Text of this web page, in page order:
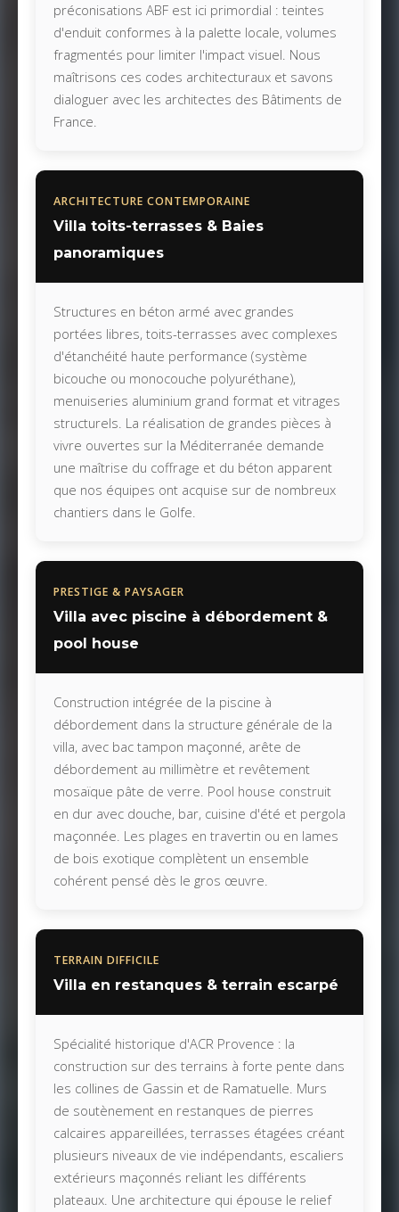
préconisations ABF est ici primordial : teintes
d'enduit conformes à la palette locale, volumes
fragmentés pour limiter l'impact visuel. Nous
maîtrisons ces codes architecturaux et savons
dialoguer avec les architectes des Bâtiments de
France.
ARCHITECTURE CONTEMPORAINE
Villa toits-terrasses & Baies
panoramiques
Structures en béton armé avec grandes
portées libres, toits-terrasses avec complexes
d'étanchéité haute performance (système
bicouche ou monocouche polyuréthane),
menuiseries aluminium grand format et vitrages
structurels. La réalisation de grandes pièces à
vivre ouvertes sur la Méditerranée demande
une maîtrise du coffrage et du béton apparent
que nos équipes ont acquise sur de nombreux
chantiers dans le Golfe.
PRESTIGE & PAYSAGER
Villa avec piscine à débordement &
pool house
Construction intégrée de la piscine à
débordement dans la structure générale de la
villa, avec bac tampon maçonné, arête de
débordement au millimètre et revêtement
mosaïque pâte de verre. Pool house construit
en dur avec douche, bar, cuisine d'été et pergola
maçonnée. Les plages en travertin ou en lames
de bois exotique complètent un ensemble
cohérent pensé dès le gros œuvre.
TERRAIN DIFFICILE
Villa en restanques & terrain escarpé
Spécialité historique d'ACR Provence : la
construction sur des terrains à forte pente dans
les collines de Gassin et de Ramatuelle. Murs
de soutènement en restanques de pierres
calcaires appareillées, terrasses étagées créant
plusieurs niveaux de vie indépendants, escaliers
extérieurs maçonnés reliant les différents
plateaux. Une architecture qui épouse le relief